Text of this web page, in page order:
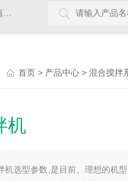
首页 > 产品中心 > 混合搅拌
机
机选型参数,是目前、理想的机